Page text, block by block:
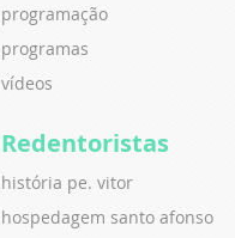
programação
programas
vídeos
Redentoristas
história pe. vitor
hospedagem santo afonso